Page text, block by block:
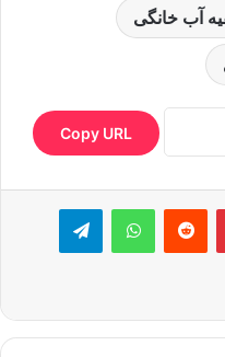
آب خانگی
Copy URL
‫پین‌ترست‫رددیت واتس آپ تلگرام